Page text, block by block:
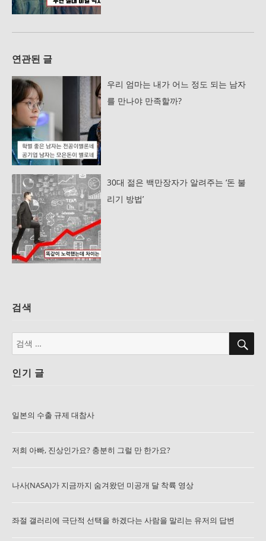
연관된 글
우리 엄마는 내가 어느 정도 되는 남자
를 만나야 만족할까?
30대 젊은 백만장자가 알려주는 ‘돈 불
리기 방법’
검색
검
색:
검
인기 글
일본의 수출 규제 대참사
저희 아빠, 진상인가요? 충분히 그럴 만 한가요?
나사(NASA)가 지금까지 숨겨왔던 미공개 달 착륙 영상
좌절 갤러리에 극단적 선택을 하겠다는 사람을 말리는 유저의 답변